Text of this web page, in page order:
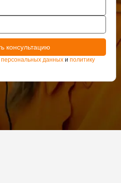
персональных данных и политику